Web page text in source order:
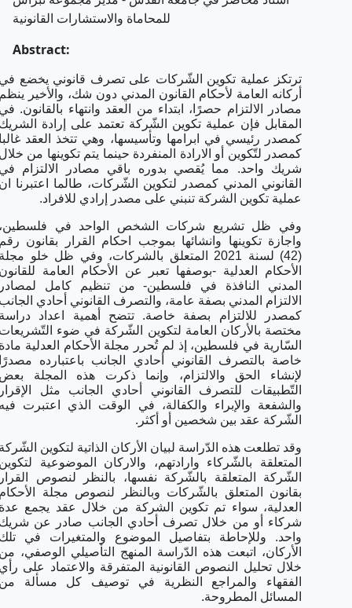
للمحاماة والاستشارات القانونية
Abstract:
ترتكز عملية تكوين الشّركات على تصرف قانوني يخضع
أركانه العامة لأحكام القانون المدني دون شك، والأخير
مصادر الالتزام حصرًا، ابتداء من العقد وانتهاء بالقانون.
المقابل فإن عملية تكوين الشّركة تعتمد على إرادة
كمصدر رئيسي في ابرامها وتأسيسها، وهي تتخذ العقد
كمصدر لتّكوين أو الارادة المنفردة حينما يتم تكوينها من
شريك واحد. مما يُقصي بدوره باقي مصادر الالتزام
القانوني المدني كمصدر لتكوين الشّركات، طالما اعتبرنا
عملية تكوين الشركة تنبني على مصدر إرادي للافراد.
وفي ظل تشريع شركات الشخص الواحد في
واجازة تكوينها وانشائها بموجب احكام القرار بقانون
(42) لسنة 2021 المتعلق بالشركات، وفي ظل خلو
الأحكام العدلية -بوصفها تعبر عن الأحكام العامة
المدني النافذة في فلسطين- من تنظيم كامل
الالتزام المدني بصفة عامة، والتصرف القانوني أحادي
كمصدر للالتزام بصفة خاصة. تتضح أهمية اعداد
مختصة بالأركان العامة لتكوين الشّركة في ضوء
السّارية في فلسطين، إذ لم تُحرر مجلة الأحكام العدلية
خاصة بالتصرف القانوني أحادي الجانب باعتبارده
لإنشاء الحق والالتزام، وإنما ذكرت هذه المجلة
التّطبيقات للتصرف القانوني أحادي الجانب مثل
والشفعة والإبراء والكفالة، في الوقت الذي اعتبرت
الشّركة عقد بين شخصين أو أكثر.
وقد تطلعت هذه الدّراسة لبيان الأركان الذاتية لتكوين
المتعلقة بالشّركاء وارادتهم، والاركان الموضوعية
الشّركة المتعلقة بالشّركة نفسها، بالنظر لنصوص
بقانون المتعلق بالشّركات وبالنظر لنصوص مجلة
العدلية، سواء تم تكوين الشركة من خلال عقد يجمع
شركاء أو من خلال تصرف أحادي الجانب صادر عن
واحد. وللإحاطة بتفاصيل الموضوع والمتغيرات في
الأركان، اتبعت هذه الدّراسة المنهج التأصيلي الوصفي،
خلال تحليل النصوص القانونية المتفرقة والاعتماد على
الفقهاء والمراجع النظرية في توصيف كل مسألة
المسائل المطروحة.